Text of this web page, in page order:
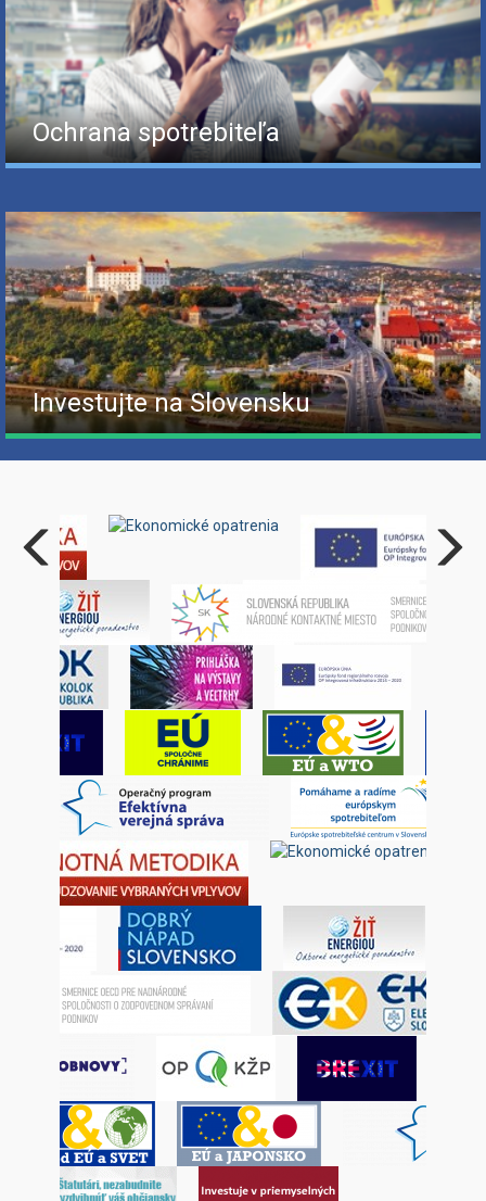
Ochrana spotrebiteľa
Investujte na Slovensku